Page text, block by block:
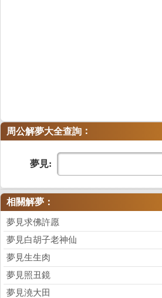
周公解夢大全查詢 ：
夢見:
相關解夢：
夢見求佛許愿
夢見白胡子老神仙
夢見生生肉
夢見照丑鏡
夢見澆大田